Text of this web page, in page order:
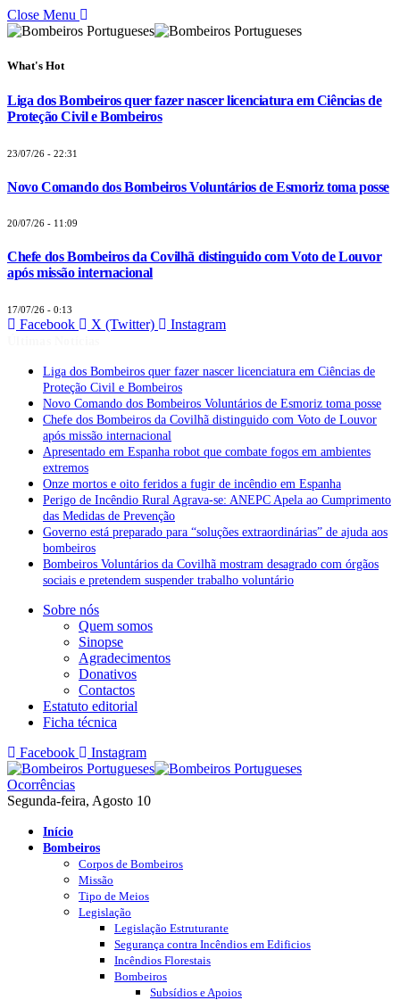
Close Menu
What's Hot
Liga dos Bombeiros quer fazer nascer licenciatura em Ciências de
Proteção Civil e Bombeiros
23/07/26 - 22:31
Novo Comando dos Bombeiros Voluntários de Esmoriz toma posse
20/07/26 - 11:09
Chefe dos Bombeiros da Covilhã distinguido com Voto de Louvor
após missão internacional
17/07/26 - 0:13
Facebook X (Twitter) Instagram
Liga dos Bombeiros quer fazer nascer licenciatura em Ciências de
Proteção Civil e Bombeiros
Novo Comando dos Bombeiros Voluntários de Esmoriz toma posse
Chefe dos Bombeiros da Covilhã distinguido com Voto de Louvor
após missão internacional
Apresentado em Espanha robot que combate fogos em ambientes
extremos
Onze mortos e oito feridos a fugir de incêndio em Espanha
Perigo de Incêndio Rural Agrava-se: ANEPC Apela ao Cumprimento
das Medidas de Prevenção
Governo está preparado para “soluções extraordinárias” de ajuda aos
bombeiros
Bombeiros Voluntários da Covilhã mostram desagrado com órgãos
sociais e pretendem suspender trabalho voluntário
Sobre nós
Quem somos
Sinopse
Agradecimentos
Donativos
Contactos
Estatuto editorial
Ficha técnica
Facebook
Instagram
Ocorrências
Segunda-feira, Agosto 10
Início
Bombeiros
Corpos de Bombeiros
Missão
Tipo de Meios
Legislação
Legislação Estruturante
Segurança contra Incêndios em Edificios
Incêndios Florestais
Bombeiros
Subsídios e Apoios